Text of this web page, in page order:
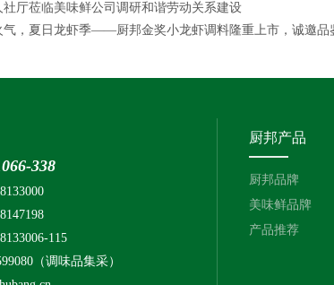
社厅莅临美味鲜公司调研和谐劳动关系建设
气，夏日龙虾季——厨邦金奖小龙虾调料隆重上市，诚邀品
338
115
（调味品集采）
厨邦产品
厨邦品牌
美味鲜品牌
产品推荐